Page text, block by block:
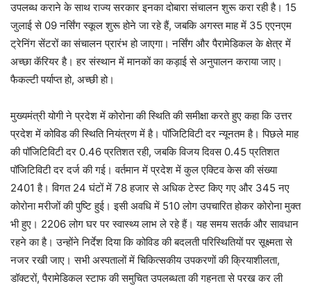
उपलब्ध कराने के साथ राज्य सरकार इनका दोबारा संचालन शुरू करा रही है। 15
जुलाई से 09 नर्सिंग स्कूल शुरू होने जा रहे हैं, जबकि अगस्त माह में 35 एएनएम
ट्रेनिंग सेंटरों का संचालन प्रारंभ हो जाएगा। नर्सिंग और पैरामेडिकल के क्षेत्र में
अच्छा कॅरियर है। हर संस्थान में मानकों का कड़ाई से अनुपालन कराया जाए।
फैकल्टी पर्याप्त हो, अच्छी हो।
मुख्यमंत्री योगी ने प्रदेश में कोरोना की स्थिति की समीक्षा करते हुए कहा कि उत्तर
प्रदेश में कोविड की स्थिति नियंत्रण में है। पॉजिटिविटी दर न्यूनतम है। पिछले माह
की पॉजिटिविटी दर 0.46 प्रतिशत रही, जबकि विजय दिवस 0.45 प्रतिशत
पॉजिटिविटी दर दर्ज की गई। वर्तमान में प्रदेश में कुल एक्टिव केस की संख्या
2401 है। विगत 24 घंटों में 78 हजार से अधिक टेस्ट किए गए और 345 नए
कोरोना मरीजों की पुष्टि हुई। इसी अवधि में 510 लोग उपचारित होकर कोरोना मुक्त
भी हुए। 2206 लोग घर पर स्वास्थ्य लाभ ले रहे हैं। यह समय सतर्क और सावधान
रहने का है। उन्होंने निर्देश दिया कि कोविड की बदलती परिस्थितियों पर सूक्ष्मता से
नजर रखी जाए। सभी अस्पतालों में चिकित्सकीय उपकरणों की क्रियाशीलता,
डॉक्टरों, पैरामेडिकल स्टाफ की समुचित उपलब्धता की गहनता से परख कर ली